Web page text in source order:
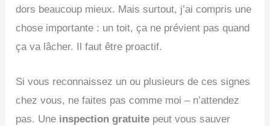
dors beaucoup mieux. Mais surtout, j’ai compris une
chose importante : un toit, ça ne prévient pas quand
ça va lâcher. Il faut être proactif.
Si vous reconnaissez un ou plusieurs de ces signes
chez vous, ne faites pas comme moi – n’attendez
pas. Une inspection gratuite peut vous sauver